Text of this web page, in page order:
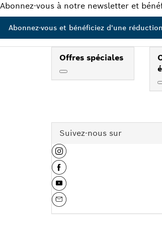
Abonnez-vous à notre newsletter et
Abonnez-vous et bénéficiez d'une
Offres spéciales
Suivez-nous sur